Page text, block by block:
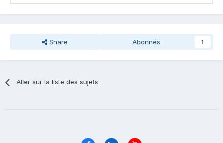
Share Abonnés 1
Aller sur la liste des sujets